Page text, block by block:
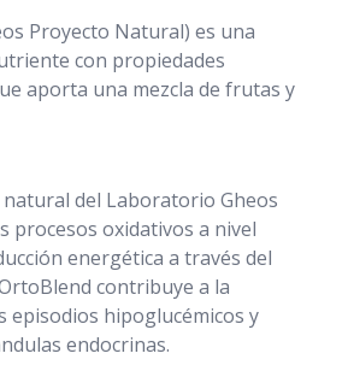
Proyecto Natural) es una
con propiedades
aporta una mezcla de frutas y
del Laboratorio Gheos
procesos oxidativos a nivel
energética a través del
contribuye a la
episodios hipoglucémicos y
endocrinas.